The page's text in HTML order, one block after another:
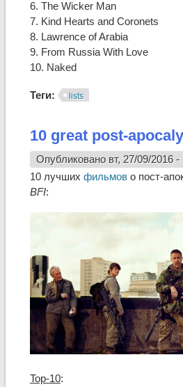
6. The Wicker Man
7. Kind Hearts and Coronets
8. Lawrence of Arabia
9. From Russia With Love
10. Naked
Теги: lists
10 great post-
Опубликовано вт, 27/09/2016 -
10 лучших фильмово пост-
BFI:
Top-10: